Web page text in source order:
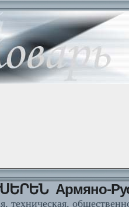
Армяно-
техническая,